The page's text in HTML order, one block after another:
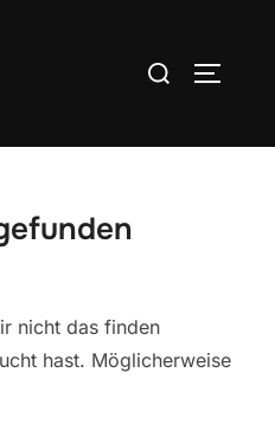
Suchen
nicht das finden
hast. Möglicherweise